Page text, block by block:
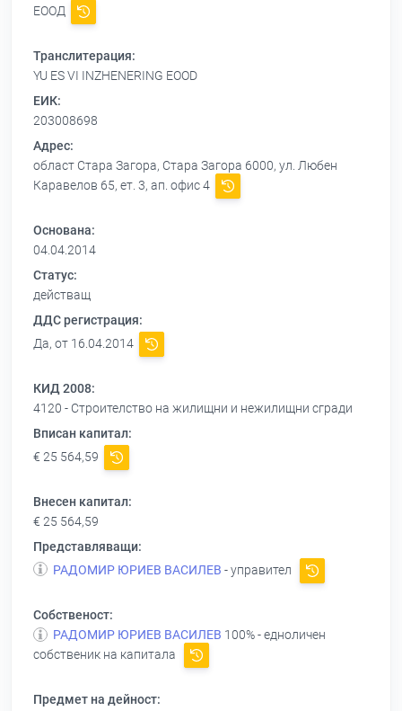
ЕООД
Транслитерация:
YU ES VI INZHENERING EOOD
ЕИК:
203008698
Адрес:
област Стара Загора, Стара Загора 6000, ул. Любен
Каравелов 65, ет. 3, ап. офис 4
Основана:
04.04.2014
Статус:
действащ
ДДС регистрация:
Да, от 16.04.2014
КИД 2008:
4120 - Строителство на жилищни и нежилищни сгради
Вписан капитал:
€ 25 564,59
Внесен капитал:
€ 25 564,59
Представляващи:
РАДОМИР ЮРИЕВ ВАСИЛЕВ - управител
Собственост:
РАДОМИР ЮРИЕВ ВАСИЛЕВ 100% - едноличен
собственик на капитала
Предмет на дейност: